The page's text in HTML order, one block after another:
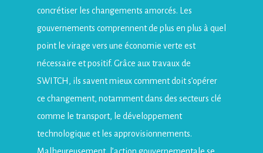
concrétiser les changements amorcés. Les
gouvernements comprennent de plus en plus à quel
point le virage vers une économie verte est
nécessaire et positif. Grâce aux travaux de
SWITCH, ils savent mieux comment doit s’opérer
ce changement, notamment dans des secteurs clé
comme le transport, le développement
technologique et les approvisionnements.